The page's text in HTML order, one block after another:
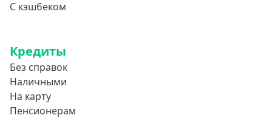
С кэшбеком
Кредиты
Без справок
Наличными
На карту
Пенсионерам